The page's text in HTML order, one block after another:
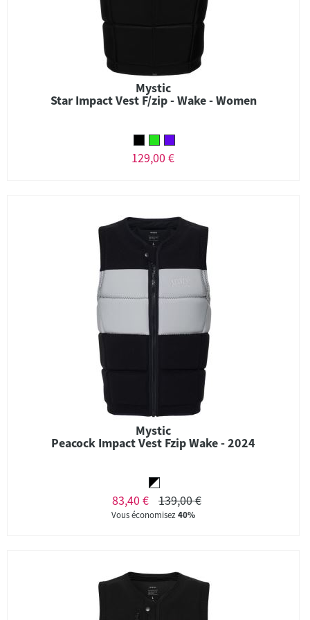
Mystic
Star Impact Vest F/zip - Wake - Women
129,00 €
Mystic
Peacock Impact Vest Fzip Wake - 2024
83,40 € 139,00 €
Vous économisez40%